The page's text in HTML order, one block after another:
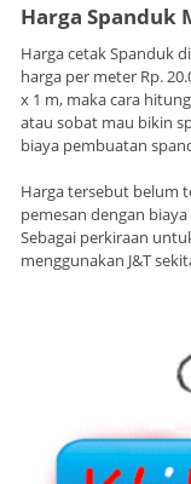
Harga Spanduk
Harga cetak Spanduk
harga per meter Rp.
x 1 m, maka cara
atau sobat mau bikin
biaya pembuatan
Harga tersebut belum
pemesan dengan
Sebagai perkiraan
menggunakan J&T